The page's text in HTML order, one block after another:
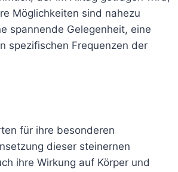
Möglichkeiten sind nahezu
spannende Gelegenheit, eine
spezifischen Frequenzen der
für ihre besonderen
dieser steinernen
ihre Wirkung auf Körper und